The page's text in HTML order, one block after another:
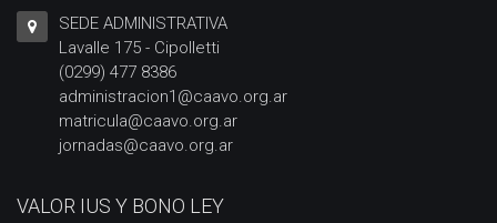
SEDE ADMINISTRATIVA
Lavalle 175 - Cipolletti
(0299) 477 8386
administracion1@caavo.org.ar
matricula@caavo.org.ar
jornadas@caavo.org.ar
VALOR IUS Y BONO LEY